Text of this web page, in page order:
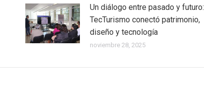
Un diálogo entre pasado y futuro:
TecTurismo conectó patrimonio,
diseño y tecnología
noviembre 28, 2025